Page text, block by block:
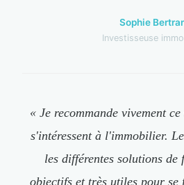
Sophie
Investisseuse
« Je recommande vivement
s'intéressent à l'immobilier.
les différentes solutions de
objectifs et très utiles pour se